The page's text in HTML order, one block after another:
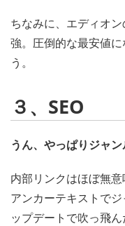
ちなみに、エディオ
強。圧倒的な最安値
う。
３、SEO
うん、やっぱりジャ
内部リンクはほぼ無
アンカーテキストで
ップデートで吹っ飛ん